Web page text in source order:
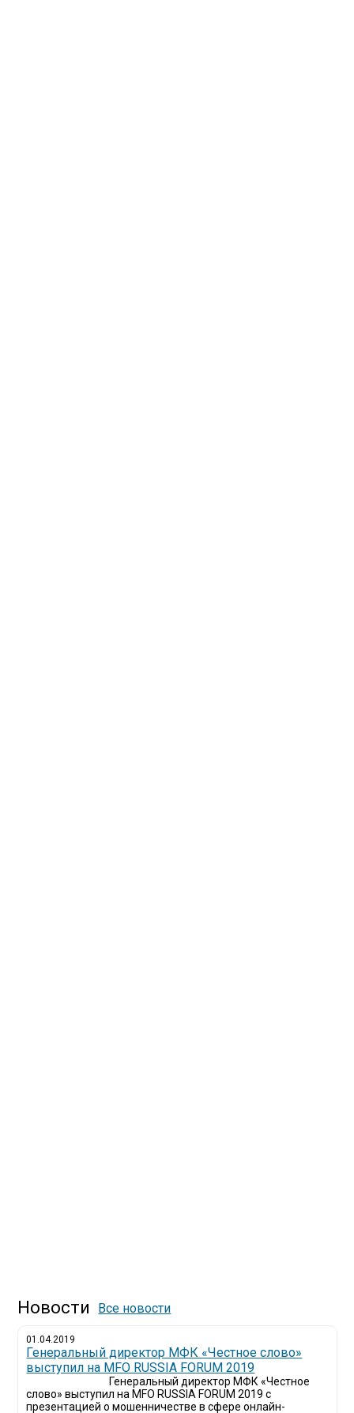
Новости Все новости
01.04.2019
Генеральный директор МФК «Честное слово»
выступил на MFO RUSSIA FORUM 2019
Генеральный директор МФК «Честное
слово» выступил на MFO RUSSIA FORUM 2019 с
презентацией о мошенничестве в сфере онлайн-